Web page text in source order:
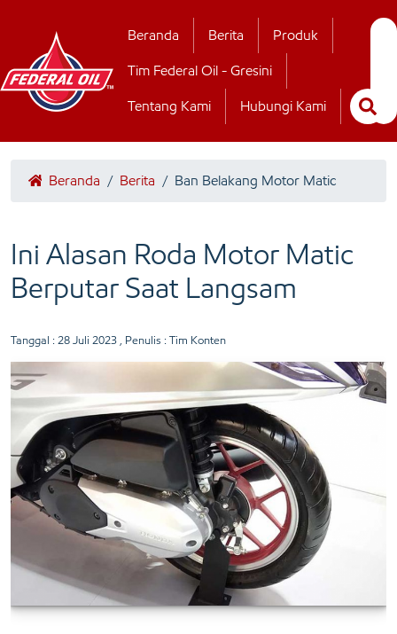
Hubungi Kamii
Beranda Berita Produk
Tim Federal Oil - Gresini
Tentang Kami Hubungi Kami
Beranda / Berita / Ban Belakang Motor Matic
Ini Alasan Roda Motor Matic
Berputar Saat Langsam
Tanggal : 28 Juli 2023 , Penulis : Tim Konten